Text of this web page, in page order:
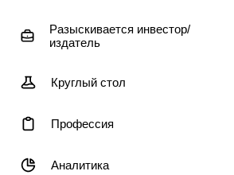
Разыскивается инвестор/
издатель
Круглый стол
Профессия
Аналитика